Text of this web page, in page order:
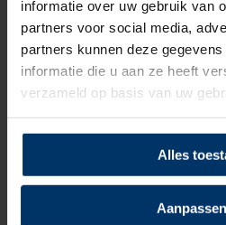
informatie over uw gebruik van
partners voor social media,
partners kunnen deze
informatie die u aan ze heeft
verzameld op basis van uw
Alles
Aanpassen
Zoolmateriaal PU/
Antislip Ja
Overige specificaties
Kleur
Beoordelingen